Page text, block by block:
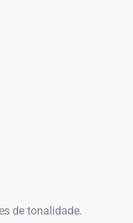
de tonalidade.